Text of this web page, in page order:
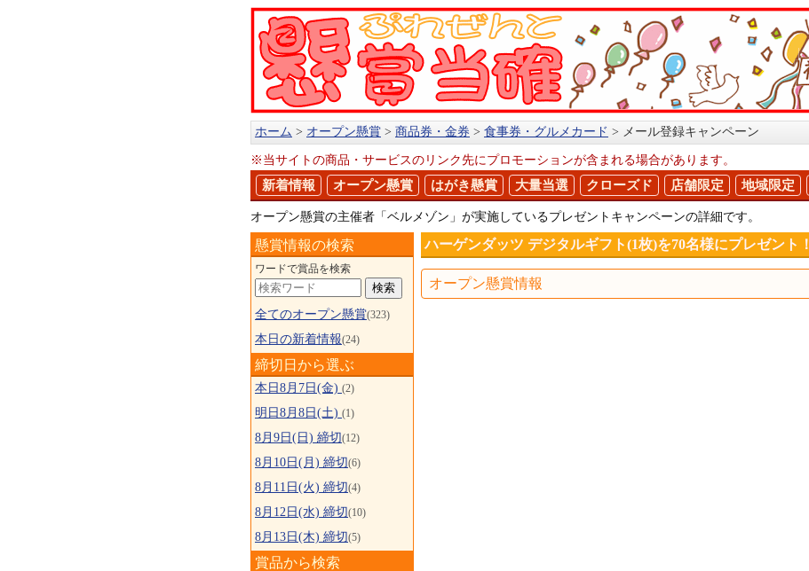
ホーム オープン懸賞 商品券・金券 食事券・グルメカード メール登録キャンペーン
※当サイトの商品・サービスのリンク先にプロモーションが含まれる場合があります。
新着情報 オープン懸賞 はがき懸賞 大量当選 クローズド 店舗限定 地域限定
オープン懸賞の主催者「ベルメゾン」が実施しているプレゼントキャンペーンの詳細です。
ハーゲンダッツ デジタルギフト(1枚)を70名様にプレゼント！
オープン懸賞情報
懸賞情報の検索
ワードで賞品を検索
全てのオープン懸賞(323)
本日の新着情報(24)
締切日から選ぶ
本日8月7日(金) (2)
明日8月8日(土) (1)
8月9日(日) 締切(12)
8月10日(月) 締切(6)
8月11日(火) 締切(4)
8月12日(水) 締切(10)
8月13日(木) 締切(5)
賞品から検索